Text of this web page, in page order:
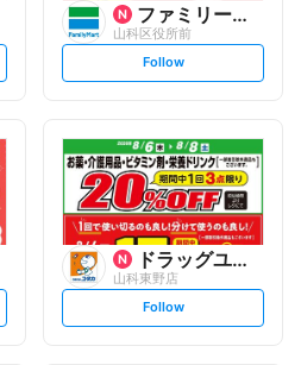
ファミリーマート
山科区役所前
s
t
l
o
w
Follow
ドラッグユタカ
山科東野店
s
t
Follow